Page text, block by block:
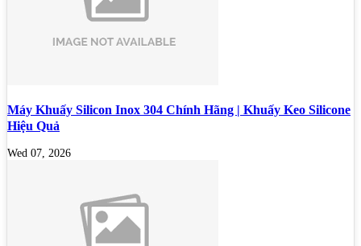
Máy Khuấy Silicon Inox 304 Chính Hãng | Khuấy Keo Silicone
Hiệu Quả
Wed 07, 2026